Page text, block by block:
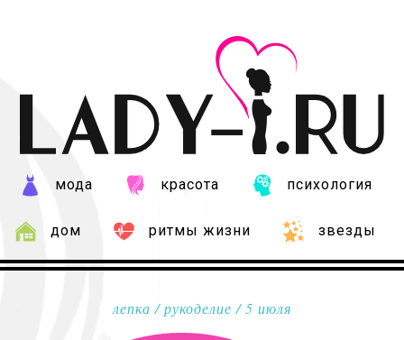
мода красота психология
дом ритмы жизни звезды
лепка /рукоделие / 5 июля